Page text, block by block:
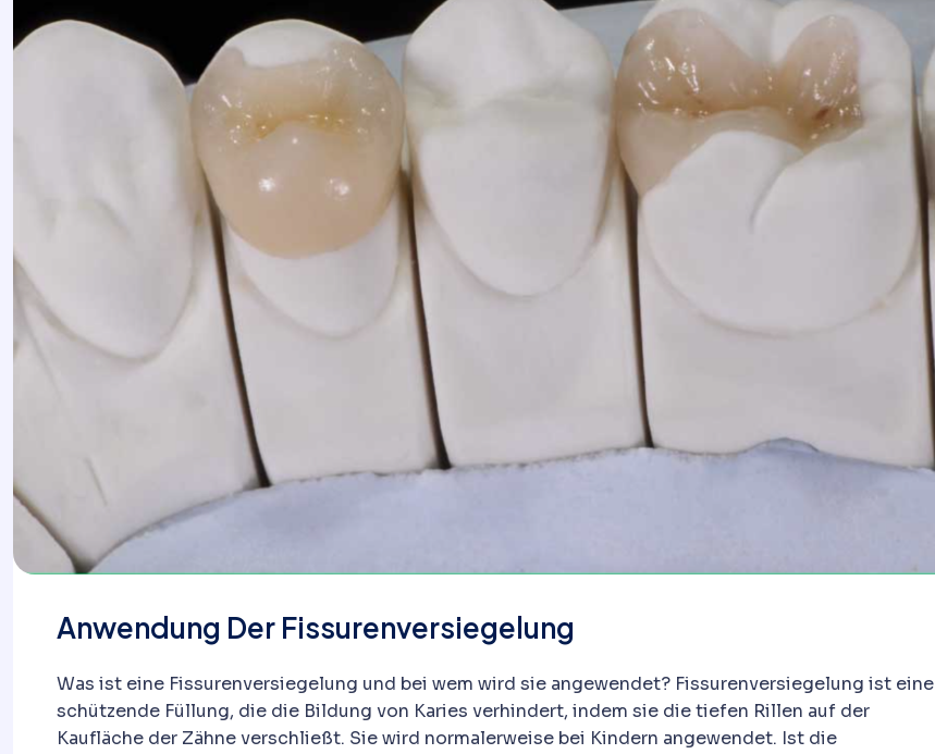
Anwendung Der Fissurenversiegelung
Was ist eine Fissurenversiegelung und bei wem wird sie angewendet? Fissurenversiegelung ist eine
schützende Füllung, die die Bildung von Karies verhindert, indem sie die tiefen Rillen auf der
Kaufläche der Zähne verschließt. Sie wird normalerweise bei Kindern angewendet. Ist die